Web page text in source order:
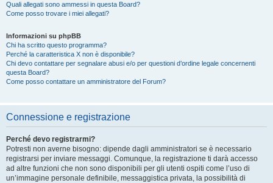
Quali allegati sono ammessi in questa Board?
Come posso trovare i miei allegati?
Informazioni su phpBB
Chi ha scritto questo programma?
Perché la caratteristica X non è disponibile?
Chi devo contattare per segnalare abusi e/o per questioni d’ordine legale concernenti
questa Board?
Come posso contattare un amministratore del Forum?
Connessione e registrazione
Perché devo registrarmi?
Potresti non averne bisogno: dipende dagli amministratori se è necessario
registrarsi per inviare messaggi. Comunque, la registrazione ti darà accesso
ad altre funzioni che non sono disponibili per gli utenti ospiti come l’uso di
un’immagine personale definibile, messaggistica privata, la possibilità di